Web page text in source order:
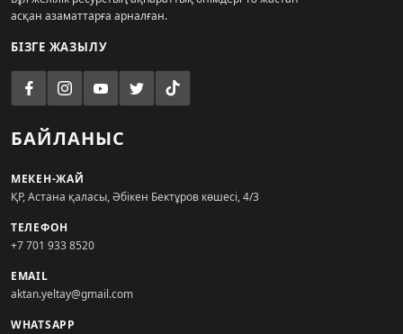
асқан азаматтарға арналған.
БІЗГЕ ЖАЗЫЛУ
БАЙЛАНЫС
МЕКЕН-ЖАЙ
ҚР, Астана қаласы, Әбікен Бектұров көшесі, 4/3
ТЕЛЕФОН
+7 701 933 8520
EMAIL
aktan.yeltay@gmail.com
WHATSAPP